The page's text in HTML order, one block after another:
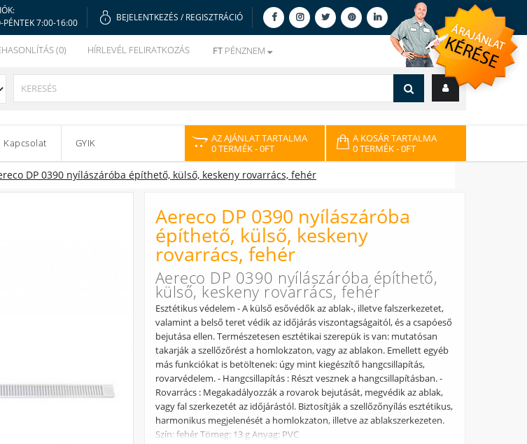
PÉNTEK 7:00-16:00
BEJELENTKEZÉS / REGISZTRÁCIÓ
(0) HÍRLEVÉL FELIRATKOZÁS FT PÉNZNEM
Kapcsolat GYIK
AZ AJÁNLAT TARTALMA
0 TERMÉK- 0FT
A KOSÁR TARTALMA
0 TERMÉK- 0FT
DP 0390 nyílászáróba építhető, külső, keskeny rovarrács, fehér
Aereco DP 0390 nyílászáróba
építhető, külső, keskeny
rovarrács, fehér
Aereco DP 0390 nyílászáróba építhető,
külső, keskeny rovarrács, fehér
Esztétikus védelem - A külső esővédők az ablak-, illetve falszerkezetet,
valamint a belső teret védik az időjárás viszontagságaitól, és a csapóeső
bejutása ellen. Természetesen esztétikai szerepük is van: mutatósan
takarják a szellőzőrést a homlokzaton, vagy az ablakon. Emellett egyéb
más funkciókat is betöltenek: úgy mint kiegészítő hangcsillapítás,
rovarvédelem. - Hangcsillapítás : Részt vesznek a hangcsillapításban. -
Rovarrács : Megakadályozzák a rovarok bejutását, megvédik az ablak,
vagy fal szerkezetét az időjárástól. Biztosítják a szellőzőnyílás esztétikus,
harmonikus megjelenését a homlokzaton, illetve az ablakszerkezeten.
Szín: fehér Tömeg: 13 g Anyag: PVC